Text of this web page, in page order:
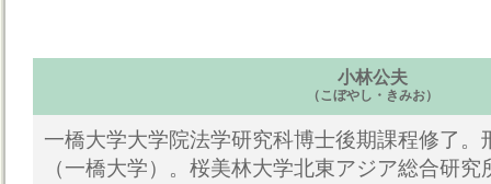
小林公夫
（こぼやし・きみお）
一橋大学大学院法学研究科博士後期課程修了。
（一橋大学）。桜美林大学北東アジア総合研